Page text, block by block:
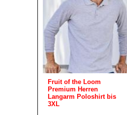
Fruit of the Loom
Premium Herren
Langarm Poloshirt bis
3XL